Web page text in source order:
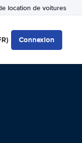
location de voitures
Connexion